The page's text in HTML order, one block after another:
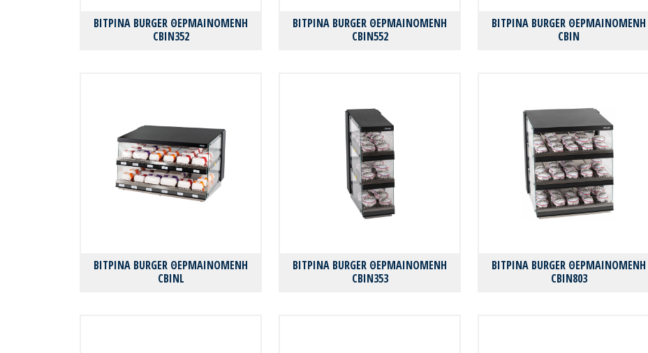
ΒΙΤΡΙΝΑ BURGER ΘΕΡΜΑΙΝΟΜΕΝΗ
CBIN352
ΒΙΤΡΙΝΑ BURGER ΘΕΡΜΑΙΝΟΜΕΝΗ
CBIN552
ΒΙΤΡΙΝΑ BURGER ΘΕΡΜΑΙΝΟΜΕΝΗ
CBIN
ΒΙΤΡΙΝΑ BURGER ΘΕΡΜΑΙΝΟΜΕΝΗ
CBINL
ΒΙΤΡΙΝΑ BURGER ΘΕΡΜΑΙΝΟΜΕΝΗ
CBIN353
ΒΙΤΡΙΝΑ BURGER ΘΕΡΜΑΙΝΟΜΕΝΗ
CBIN803